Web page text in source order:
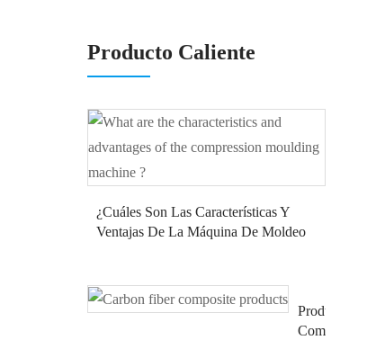
Producto Caliente
¿Cuáles Son Las Características Y
Ventajas De La Máquina De Moldeo
Productos
Compuestos